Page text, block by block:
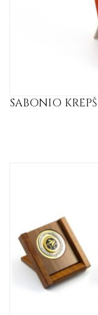
SABONIO